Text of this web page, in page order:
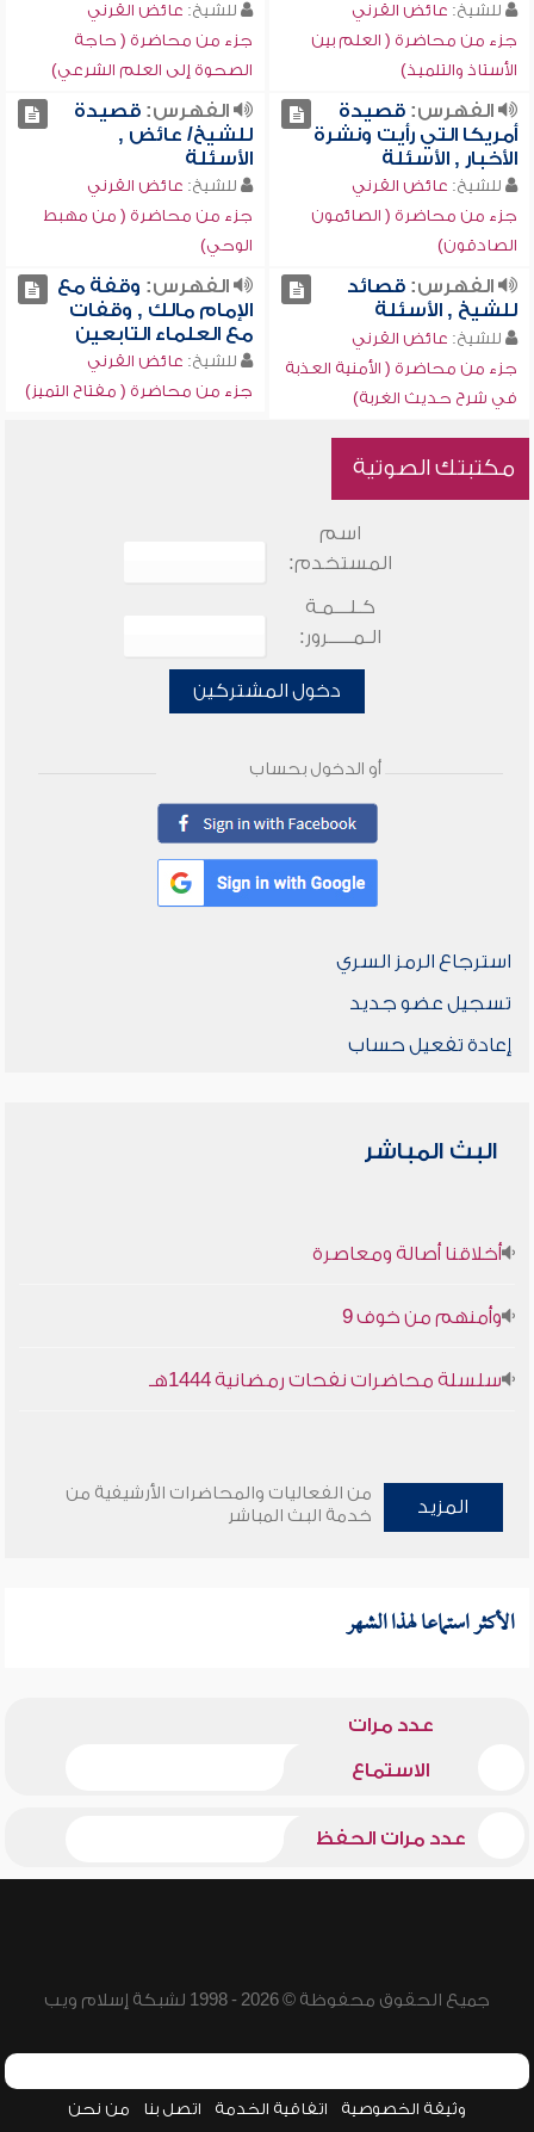
للشيخ: عائض القرني
جزء من محاضرة ( العلم بين
الأستاذ والتلميذ)
للشيخ: عائض القرني
جزء من محاضرة ( حاجة
الصحوة إلى العلم الشرعي)
الفهرس:قصيدة
أمريكا التي رأيت ونشرة
الأخبار , الأسئلة
للشيخ: عائض القرني
جزء من محاضرة ( الصائمون
الصادقون)
الفهرس:قصيدة
للشيخ/ عائض ,
الأسئلة
للشيخ: عائض القرني
جزء من محاضرة ( من مهبط
الوحي)
الفهرس:قصائد
للشيخ , الأسئلة
للشيخ: عائض القرني
جزء من محاضرة ( الأمنية العذبة
في شرح حديث الغربة)
الفهرس: وقفة مع
الإمام مالك , وقفات
مع العلماء التابعين
للشيخ: عائض القرني
جزء من محاضرة ( مفتاح التميز)
مكتبتك الصوتية
اسم
المستخدم:
كـلـــمـة
الـمـــــرور:
دخول المشتركين
أو الدخول بحساب
استرجاع الرمز السري
تسجيل عضو جديد
إعادة تفعيل حساب
البث المباشر
أخلاقنا أصالة ومعاصرة
وأمنهم من خوف 9
سلسلة محاضرات نفحات رمضانية 1444هـ
المزيد
من الفعاليات والمحاضرات الأرشيفية من
خدمة البث المباشر
الأكثر استماعا لهذا الشهر
عدد مرات
الاستماع
عدد مرات الحفظ
جميع الحقوق محفوظة © 2026 - 1998 لشبكة إسلام ويب
وثيقة الخصوصية اتفاقية الخدمة اتصل بنا من نحن